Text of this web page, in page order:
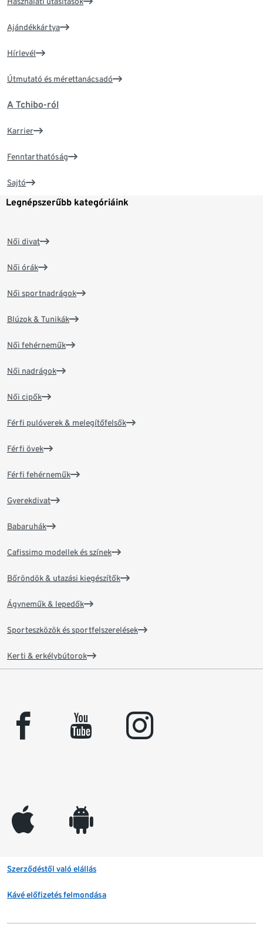
Ajándékkártya
Hírlevél
Útmutató és mérettanácsadó
A Tchibo-ról
Karrier
Fenntarthatóság
Sajtó
Legnépszerűbb kategóriáink
Női divat
Női órák
Női sportnadrágok
Blúzok & Tunikák
Női fehérneműk
Női nadrágok
Női cipők
Férfi pulóverek & melegítőfelsők
Férfi övek
Férfi fehérneműk
Gyerekdivat
Babaruhák
Cafissimo modellek és színek
Bőröndök & utazási kiegészítők
Ágyneműk & lepedők
Sporteszközök és sportfelszerelések
Kerti & erkélybútorok
facebook youtube instagram
appleinc android
Szerződéstől való elállás
Kávé előfizetés felmondása